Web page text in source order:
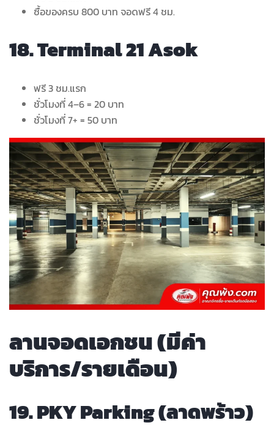
ซื้อของครบ 800 บาท จอดฟรี 4 ชม.
18. Terminal 21 Asok
ฟรี 3 ชม.แรก
ชั่วโมงที่ 4–6 = 20 บาท
ชั่วโมงที่ 7+ = 50 บาท
ลานจอดเอกชน (มีค่า
บริการ/รายเดือน)
19. PKY Parking (ลาดพร้าว)